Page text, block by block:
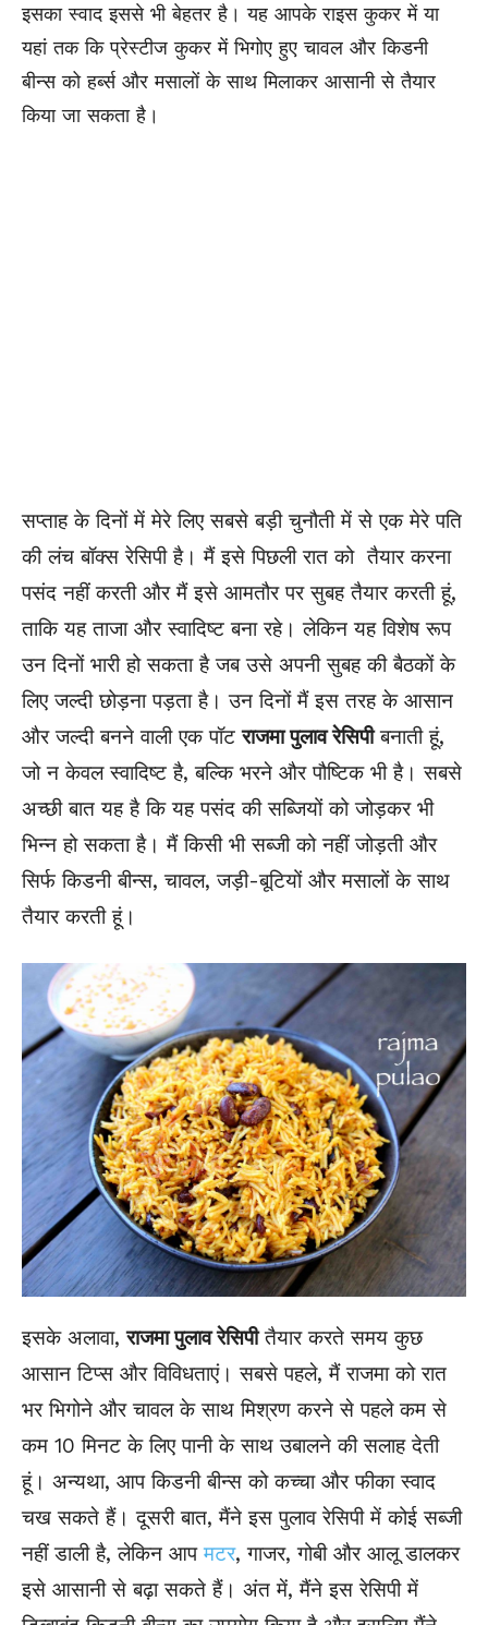
इसका स्वाद इससे भी बेहतर है। यह आपके राइस कुकर में या
यहां तक ​​कि प्रेस्टीज कुकर में भिगोए हुए चावल और किडनी
बीन्स को हर्ब्स और मसालों के साथ मिलाकर आसानी से तैयार
किया जा सकता है।
सप्ताह के दिनों में मेरे लिए सबसे बड़ी चुनौती में से एक मेरे पति
की लंच बॉक्स रेसिपी है। मैं इसे पिछली रात को तैयार करना
पसंद नहीं करती और मैं इसे आमतौर पर सुबह तैयार करती हूं,
ताकि यह ताजा और स्वादिष्ट बना रहे। लेकिन यह विशेष रूप
उन दिनों भारी हो सकता है जब उसे अपनी सुबह की बैठकों के
लिए जल्दी छोड़ना पड़ता है। उन दिनों मैं इस तरह के आसान
और जल्दी बनने वाली एक पॉटराजमा पुलाव रेसिपीबनाती हूं,
जो न केवल स्वादिष्ट है, बल्कि भरने और पौष्टिक भी है। सबसे
अच्छी बात यह है कि यह पसंद की सब्जियों को जोड़कर भी
भिन्न हो सकता है। मैं किसी भी सब्जी को नहीं जोड़ती और
सिर्फ किडनी बीन्स, चावल, जड़ी-बूटियों और मसालों के साथ
तैयार करती हूं।
इसके अलावा,राजमा पुलाव रेसिपीतैयार करते समय कुछ
आसान टिप्स और विविधताएं। सबसे पहले, मैं राजमा को रात
भर भिगोने और चावल के साथ मिश्रण करने से पहले कम से
कम 10 मिनट के लिए पानी के साथ उबालने की सलाह देती
हूं। अन्यथा, आप किडनी बीन्स को कच्चा और फीका स्वाद
चख सकते हैं। दूसरी बात, मैंने इस पुलाव रेसिपी में कोई सब्जी
नहीं डाली है, लेकिन आपमटर, गाजर, गोबी और आलू डालकर
इसे आसानी से बढ़ा सकते हैं। अंत में, मैंने इस रेसिपी में